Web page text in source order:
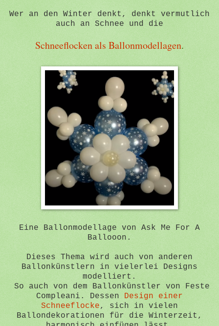
Wer an den Winter denkt, denkt vermutlich
auch an Schnee und die
Schneeflocken als Ballonmodellagen.
Eine Ballonmodellage von Ask Me For A
Ballooon.
Dieses Thema wird auch von anderen
Ballonkünstlern in vielerlei Designs
modelliert.
So auch von dem Ballonkünstler von Feste
Compleani. Dessen Design einer
Schneeflocke, sich in vielen
Ballondekorationen für die Winterzeit,